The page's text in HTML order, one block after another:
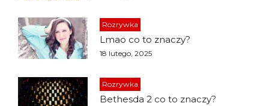
Rozrywka
Lmao co to znaczy?
18 lutego, 2025
Rozrywka
Bethesda 2 co to znaczy?